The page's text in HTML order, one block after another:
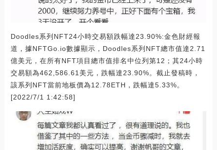
Doodles系列NFT24小時交易額跌幅達23.90%:金色財經報
道，據NFTGo.io數據顯示，Doodles系列NFT總市值達2.71
億美元，在所有NFT項目總市值排名中位列第12；其24小時
交易額為462,586.61美元，跌幅達23.90%。截止發稿時，
該系列NFT當前地板價為12.78ETH，跌幅達5.33%。
[2022/7/1 1:42:58]